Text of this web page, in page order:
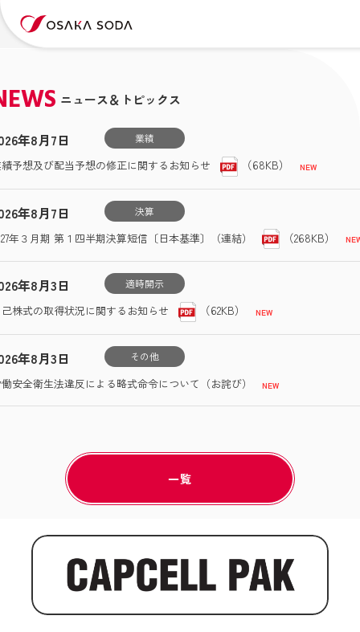
ニュース＆トピックス
年8月7日 業績
予想及び配当予想の修正に関するお知らせ （68KB）
年8月7日 決算
年３月期 第１四半期決算短信〔日本基準〕（連結） （268KB）
年8月3日 適時開示
株式の取得状況に関するお知らせ （62KB）
年8月3日 その他
安全衛生法違反による略式命令について（お詫び）
一覧